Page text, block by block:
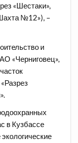
«Шестаки»,
№12»), –
и
«Черниговец»,
в Кузбассе